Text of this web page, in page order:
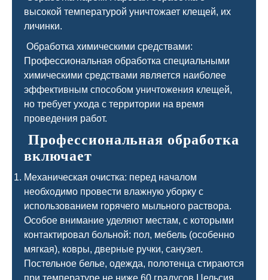
высокой температурой уничтожает клещей, их
личинки.
Обработка химическими средствами:
Профессиональная обработка специальными
химическими средствами является наиболее
эффективным способом уничтожения клещей,
но требует ухода с территории на время
проведения работ.
Профессиональная обработка
включает
Механическая очистка: перед началом
необходимо провести влажную уборку с
использованием горячего мыльного раствора.
Особое внимание уделяют местам, с которыми
контактировал больной: пол, мебель (особенно
мягкая), ковры, дверные ручки, санузел.
Постельное белье, одежда, полотенца стираются
при температуре не ниже 60 градусов Цельсия.